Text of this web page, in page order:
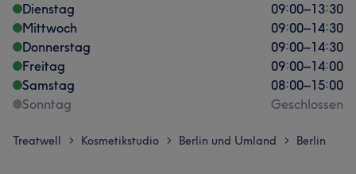
Dienstag
09:00–13:30
Mittwoch
09:00–14:30
Donnerstag
09:00–14:30
Freitag
09:00–14:00
Samstag
08:00–15:00
Sonntag
Geschlossen
Treatwell > Kosmetikstudio > Berlin und Umland > Berlin